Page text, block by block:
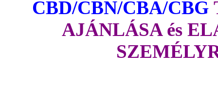
CBD/CBN/CBA/CBG
AJÁNLÁSA és